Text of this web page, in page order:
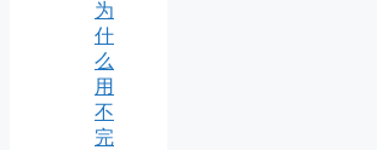
为
什
么
用
不
完